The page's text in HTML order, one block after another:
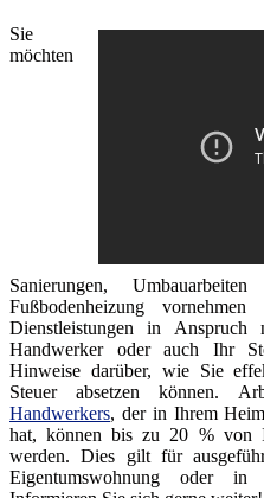
Sie
möchten
Sanierungen,
Fußbodenheizung
Dienstleistungen in
Handwerker oder auch Ihr
Hinweise darüber, wie Sie
Steuer absetzen können.
Handwerkers, der in Ihrem
hat, können bis zu 20 % von
werden. Dies gilt für
Eigentumswohnung oder in